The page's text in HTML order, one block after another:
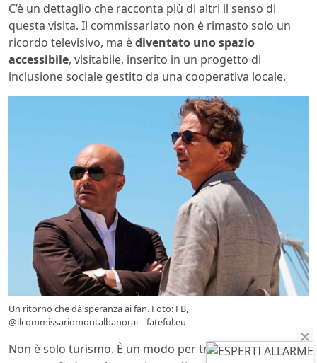
C’è un dettaglio che racconta più di altri il senso di
questa visita. Il commissariato non è rimasto solo un
ricordo televisivo, ma èdiventato uno spazio
accessibile, visitabile, inserito in un progetto di
inclusione sociale gestito da una cooperativa locale.
Un ritorno che dà speranza ai fan. Foto: FB,
@ilcommissariomontalbanorai – fateful.eu
Non è solo turismo. È un modo per trasformare una